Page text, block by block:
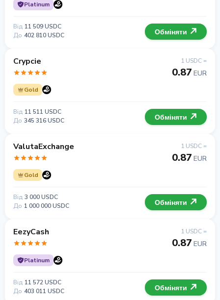
Platinum
Від 11 509 USDC
До 402 810 USDC Обміняти
Crypcie
Gold
1 USDC =
0.87 EUR
Від 11 511 USDC
До 345 316 USDC Обміняти
ValutaExchange
Gold
1 USDC =
0.87 EUR
Від 3 000 USDC
До 1 000 000 USDC Обміняти
EezyCash
Platinum
1 USDC =
0.87 EUR
Від 11 572 USDC
До 403 011 USDC Обміняти